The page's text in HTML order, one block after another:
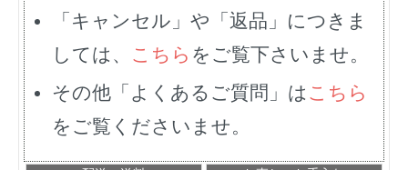
「キャンセル」や「返品」につきま
しては、 こちら をご覧下さいませ。
その他「よくあるご質問」は こちら
をご覧くださいませ。